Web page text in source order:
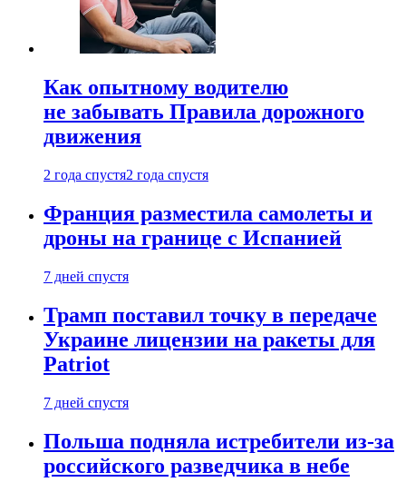
Как опытному водителю
не забывать Правила дорожного
движения
2 года спустя2 года спустя
Франция разместила самолеты и
дроны на границе с Испанией
7 дней спустя
Трамп поставил точку в передаче
Украине лицензии на ракеты для
Patriot
7 дней спустя
Польша подняла истребители из-за
российского разведчика в небе